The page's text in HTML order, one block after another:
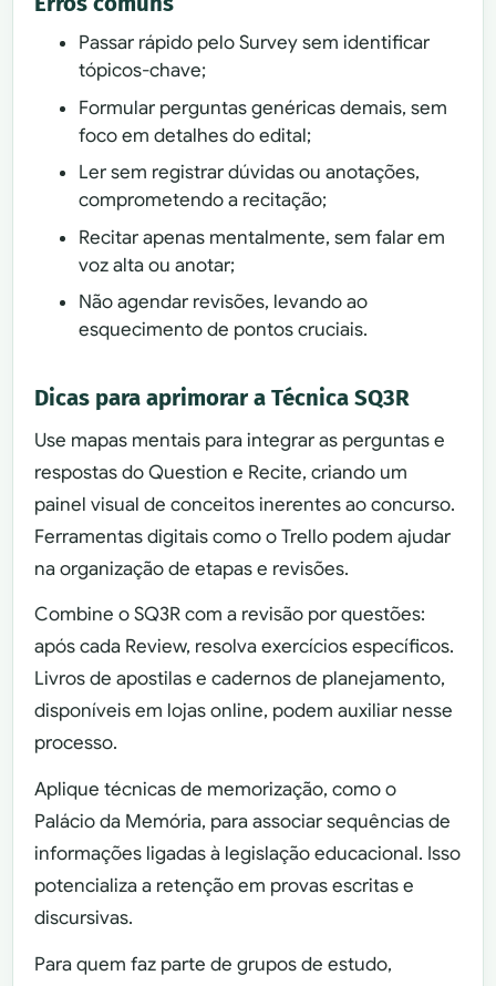
Passar rápido pelo Survey sem identificar
tópicos-chave;
Formular perguntas genéricas demais, sem
foco em detalhes do edital;
Ler sem registrar dúvidas ou anotações,
comprometendo a recitação;
Recitar apenas mentalmente, sem falar em
voz alta ou anotar;
Não agendar revisões, levando ao
esquecimento de pontos cruciais.
Dicas para aprimorar a Técnica SQ3R
Use mapas mentais para integrar as perguntas e
respostas do Question e Recite, criando um
painel visual de conceitos inerentes ao concurso.
Ferramentas digitais como o Trello podem ajudar
na organização de etapas e revisões.
Combine o SQ3R com a revisão por questões:
após cada Review, resolva exercícios específicos.
Livros de apostilas e cadernos de planejamento,
disponíveis em lojas online, podem auxiliar nesse
processo.
Aplique técnicas de memorização, como o
Palácio da Memória, para associar sequências de
informações ligadas à legislação educacional. Isso
potencializa a retenção em provas escritas e
discursivas.
Para quem faz parte de grupos de estudo,